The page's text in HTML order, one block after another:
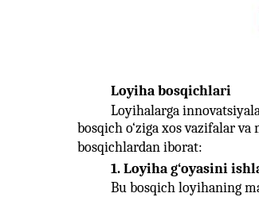
Loyiha bosqichlari
Loyihalarga
bosqich o‘ziga xos vazifalar
bosqichlardan iborat:
1. Loyiha g‘oyasini
Bu bosqich loyihaning